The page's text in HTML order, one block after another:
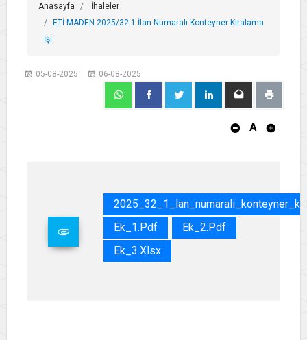
Anasayfa
İhaleler
ETİ MADEN 2025/32-1 İlan Numaralı Konteyner Kiralama
İşi
05-08-2025 06-08-2025
A
Ek_1.pdf
Ek_2.pdf
Ek_3.xlsx